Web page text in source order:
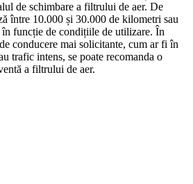
de schimbare a filtrului de aer. De
între 10.000 și 30.000 de kilometri sau
funcție de condițiile de utilizare. În
conducere mai solicitante, cum ar fi în
trafic intens, se poate recomanda o
a filtrului de aer.